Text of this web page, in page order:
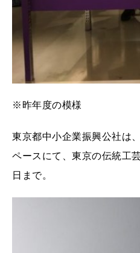
※昨年度の模様
東京都中小企業振興公社は
ペースにて、東京の伝統工
日まで。